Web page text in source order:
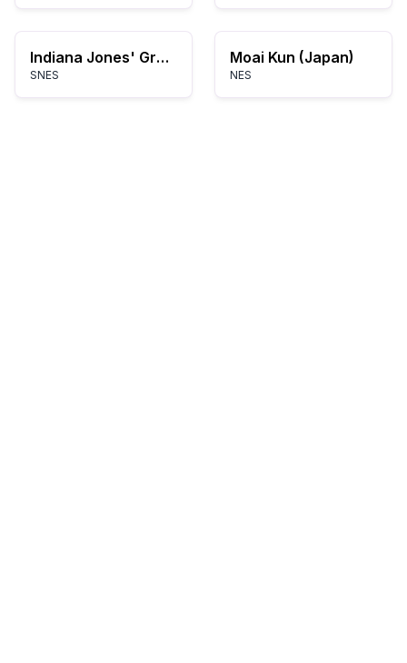
Indiana Jones' Greatest Adventures (Japan)
SNES
Moai Kun (Japan)
NES